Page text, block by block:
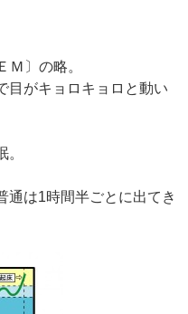
〕の略。
ロキョロと動い
通は1時間半ごとに出てき